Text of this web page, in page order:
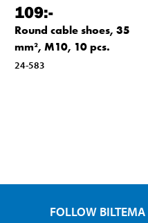
109:-
Round cable shoes, 35
mm², M10, 10 pcs.
24-583
FOLLOW BILTEMA